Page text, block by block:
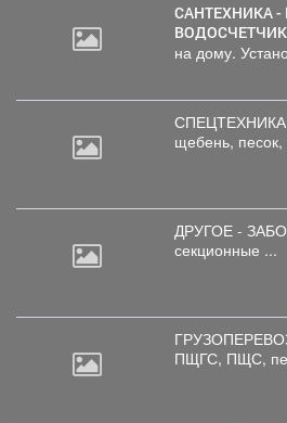
САНТЕХНИКА - ПОВЕРКА
на дому.
щебень, песок,
ДРУГОЕ -
секционные ...
ПЩГС, ПЩС,